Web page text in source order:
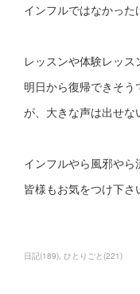
インフルではなかった
レッスンや体験レッス
明日から復帰できそう
が、大きな声は出せな
インフルやら風邪や
皆様もお気をつけ下さ
日記(189) ひとりごと (221)